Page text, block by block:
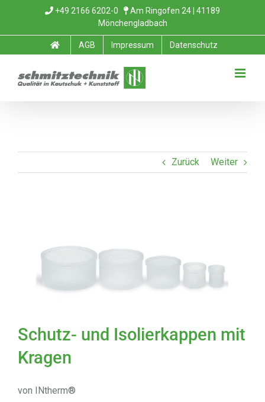
+49 2166 6202-0
Am Ringofen 24 | 41189
Mönchengladbach
AGB Impressum Datenschutz
Zurück Weiter
Image
Schutz- und Isolierkappen mit
Kragen
von INtherm®